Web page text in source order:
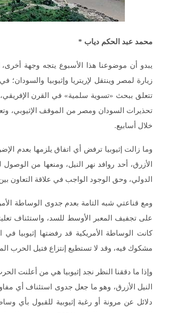
محمد عبد الحكم دياب *
يبدو أن موضوعنا هذا الأسبوع يتجه وجهة
تحذيرات السودان ومصر من الموقف الإثيوبي،
خلال أسابيع.
وما زالت إثيوبيا ترفض أي اتفاق يلزمها بعدم
الأزرق، أحد روافد نهر النيل، ومنعها من
الدولي، وحق الوجود الواجب في علاقة التعاون
ومع قناعتي شبه التامة بعدم جدوى الوساطة
كانت الوساطة الأمريكية قد رفضتها إثيوبيا
مشكوك فيه، وقد لا تستطيع إنتزاع فتيل الحرب
وإذا ما دققنا النظر نجد إثيوبيا هي من أعلنت
النيل الأزرق، وهو ما جعل جدوى استئناف أي
دلائل عن مرونة أو رغبة إثيوبية للقبول بأي